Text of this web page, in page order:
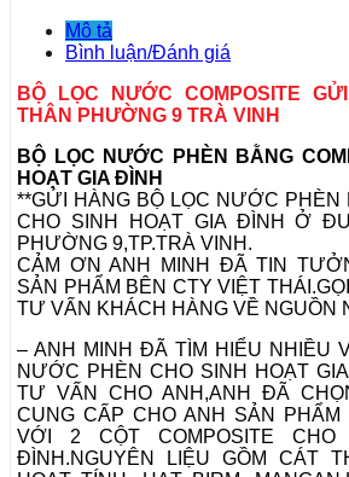
Mô tả
Bình luận/Đánh giá
BỘ LỌC NƯỚC COMPOSITE
THÂN PHƯỜNG 9 TRÀ VINH
BỘ LỌC NƯỚC PHÈN BẰNG
HOẠT GIA ĐÌNH
**GỬI HÀNG BỘ LỌC NƯỚC PHÈN
CHO SINH HOẠT GIA ĐÌNH Ở
PHƯỜNG 9,TP.TRÀ VINH.
CẢM ƠN ANH MINH ĐÃ TIN
SẢN PHẨM BÊN CTY VIỆT
TƯ VẤN KHÁCH HÀNG VỀ NGUỒN
– ANH MINH ĐÃ TÌM HIỂU NHIỀU
NƯỚC PHÈN CHO SINH HOẠT
TƯ VẤN CHO ANH,ANH ĐÃ
CUNG CẤP CHO ANH SẢN
VỚI 2 CỘT COMPOSITE CHO
ĐÌNH.NGUYÊN LIỆU GỒM CÁT